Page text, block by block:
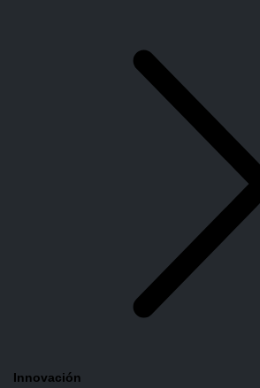
Innovación